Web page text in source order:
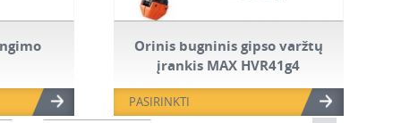
Orinis bugninis gipso varžtų
įrankis MAX HVR41g4
PASIRINKTI